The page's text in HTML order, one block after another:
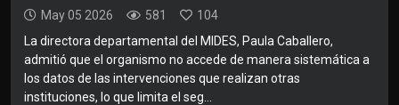
May 05 2026 581
104
La directora departamental del MIDES, Paula Caballero,
admitió que el organismo no accede de manera sistemática a
los datos de las intervenciones que realizan otras
instituciones, lo que limita el seg...